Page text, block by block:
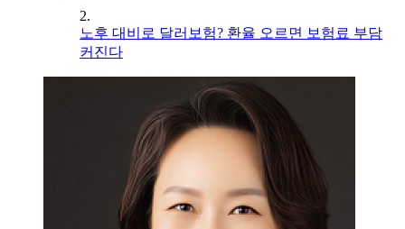
2.
노후 대비로 달러보험? 환율 오르면 보험료 부담
커진다